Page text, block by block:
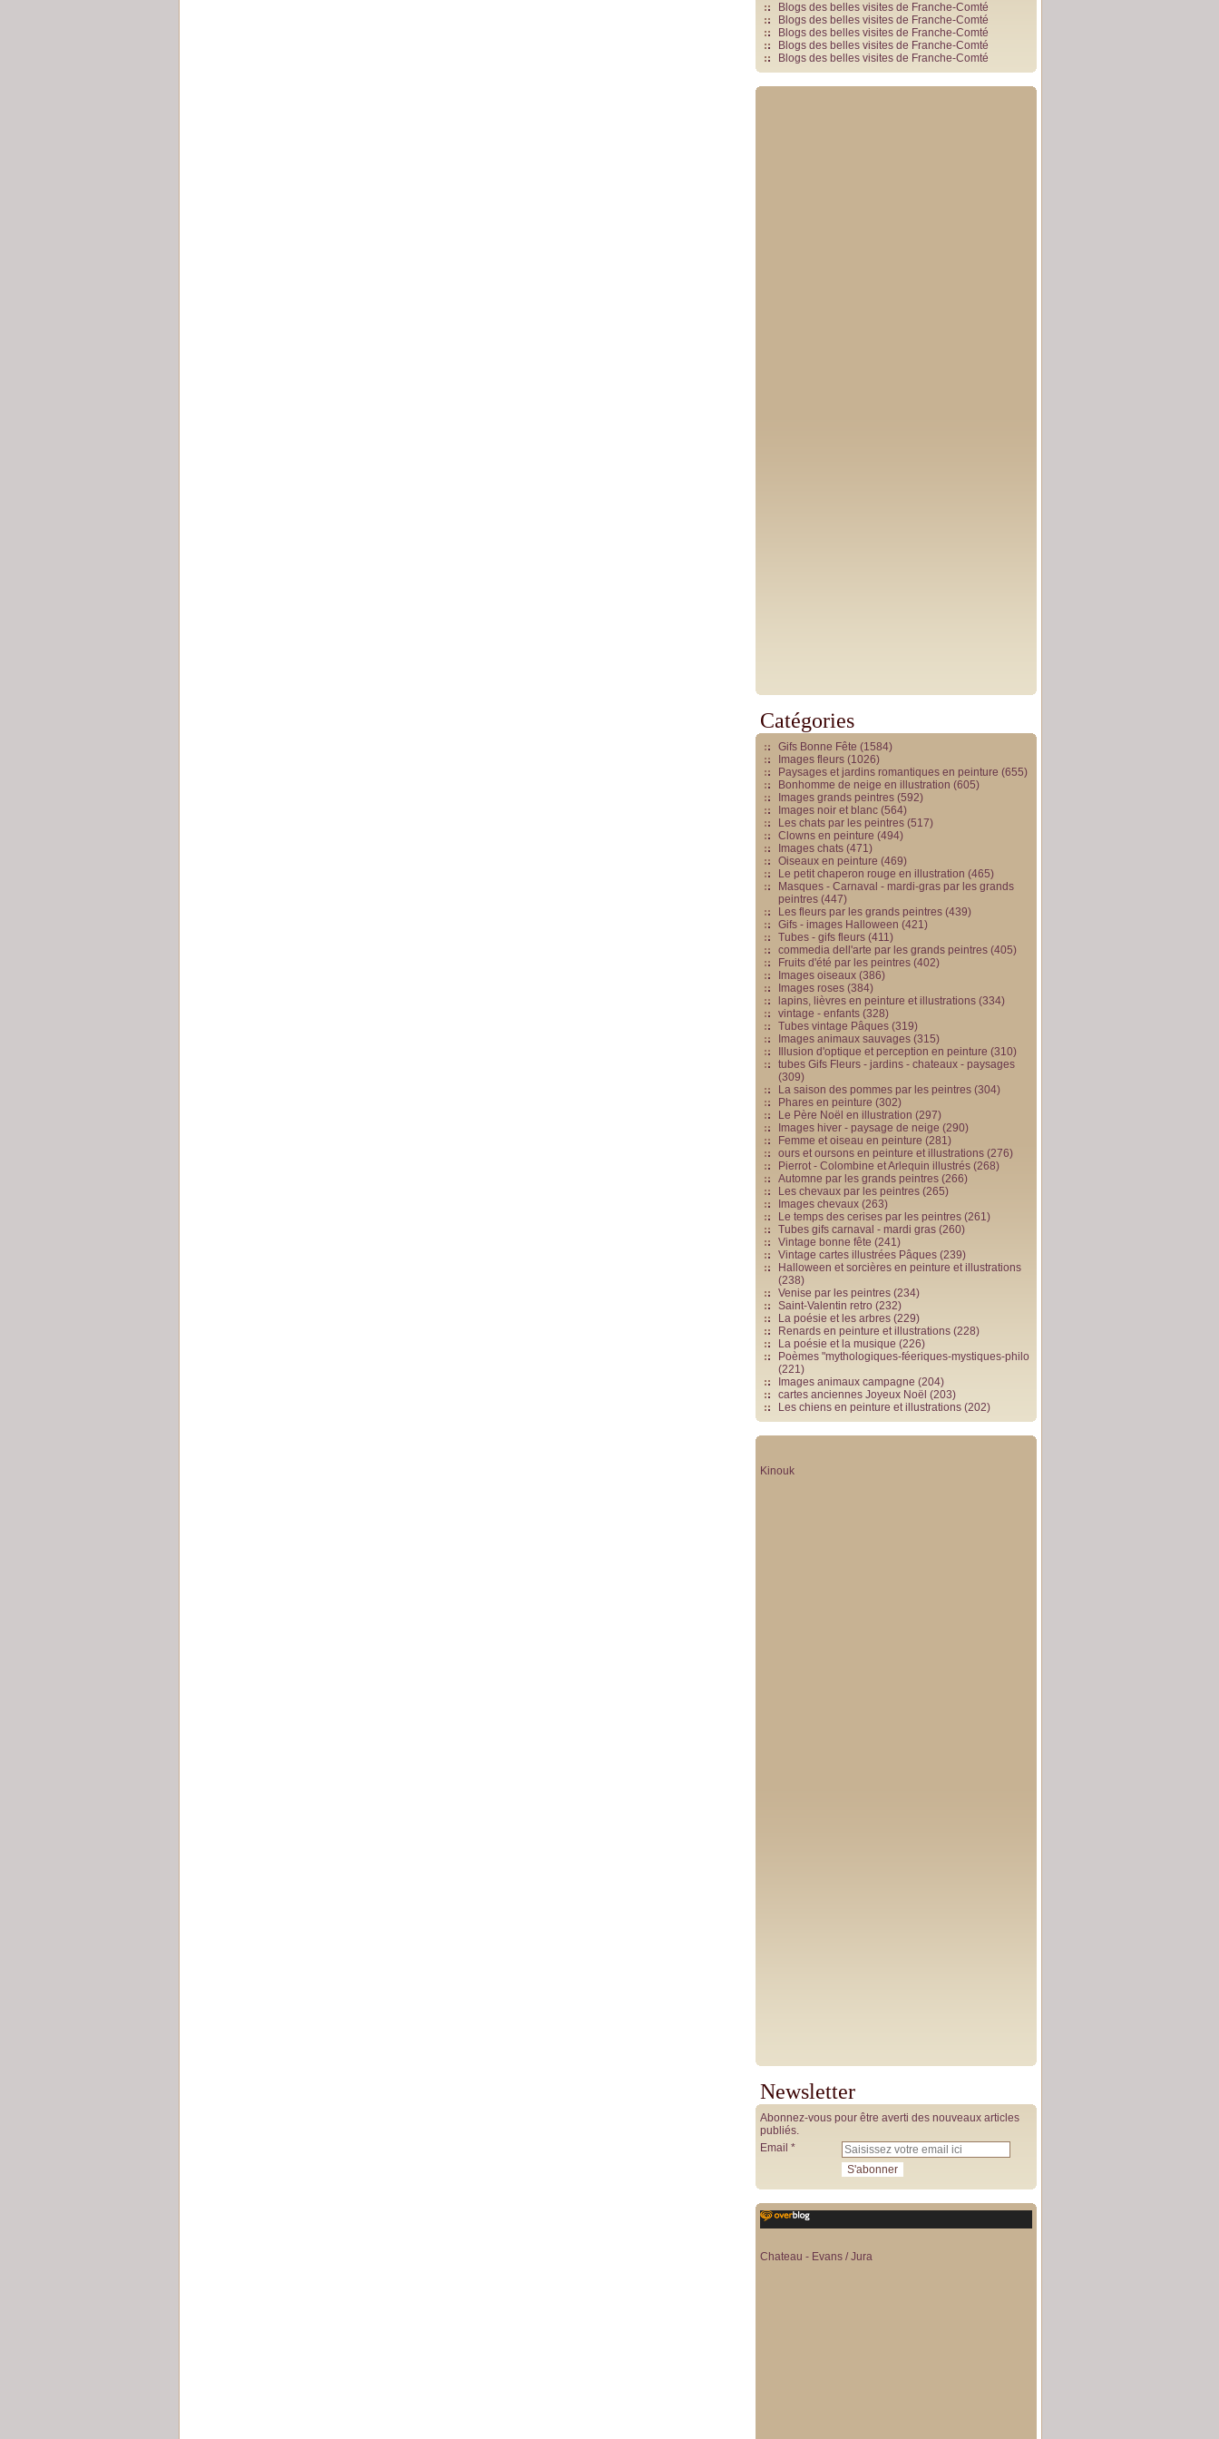
Blogs des belles visites de Franche-Comté
Blogs des belles visites de Franche-Comté
Blogs des belles visites de Franche-Comté
Blogs des belles visites de Franche-Comté
Blogs des belles visites de Franche-Comté
Catégories
Gifs Bonne Fête (1584)
Images fleurs (1026)
Paysages et jardins romantiques en peinture (655)
Bonhomme de neige en illustration (605)
Images grands peintres (592)
Images noir et blanc (564)
Les chats par les peintres (517)
Clowns en peinture (494)
Images chats (471)
Oiseaux en peinture (469)
Le petit chaperon rouge en illustration (465)
Masques - Carnaval - mardi-gras par les grands
peintres (447)
Les fleurs par les grands peintres (439)
Gifs - images Halloween (421)
Tubes - gifs fleurs (411)
commedia dell'arte par les grands peintres (405)
Fruits d'été par les peintres (402)
Images oiseaux (386)
Images roses (384)
lapins, lièvres en peinture et illustrations (334)
vintage - enfants (328)
Tubes vintage Pâques (319)
Images animaux sauvages (315)
Illusion d'optique et perception en peinture (310)
tubes Gifs Fleurs - jardins - chateaux - paysages
(309)
La saison des pommes par les peintres (304)
Phares en peinture (302)
Le Père Noël en illustration (297)
Images hiver - paysage de neige (290)
Femme et oiseau en peinture (281)
ours et oursons en peinture et illustrations (276)
Pierrot - Colombine et Arlequin illustrés (268)
Automne par les grands peintres (266)
Les chevaux par les peintres (265)
Images chevaux (263)
Le temps des cerises par les peintres (261)
Tubes gifs carnaval - mardi gras (260)
Vintage bonne fête (241)
Vintage cartes illustrées Pâques (239)
Halloween et sorcières en peinture et illustrations
(238)
Venise par les peintres (234)
Saint-Valentin retro (232)
La poésie et les arbres (229)
Renards en peinture et illustrations (228)
La poésie et la musique (226)
Poèmes "mythologiques-féeriques-mystiques-philo
(221)
Images animaux campagne (204)
cartes anciennes Joyeux Noël (203)
Les chiens en peinture et illustrations (202)
Kinouk
Newsletter
Abonnez-vous pour être averti des nouveaux articles
publiés.
Email
Chateau - Evans / Jura